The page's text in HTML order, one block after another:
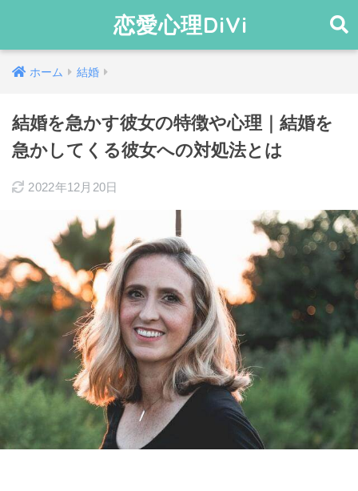
恋愛心理DiVi
ホーム 結婚
結婚を急かす彼女の特徴や心理｜結婚を
急かしてくる彼女への対処法とは
2022年12月20日